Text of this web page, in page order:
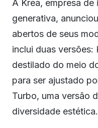
A Krea, empresa
generativa,
abertos de seus
inclui duas versões:
destilado do meio
para ser ajustado
Turbo, uma versão
diversidade estética.